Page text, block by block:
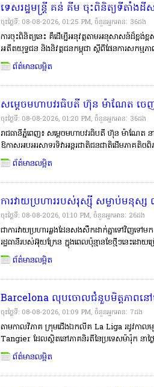
ទេសរដ្ឋមន្រ្តី គន់ គីម ចុះពិនិត្យទីតាំង
អតីតយុទ្ធជន និងនិវត្តជននៅខេត្តស្ទឹងត្
ចុះថ្ងៃទី: 08-08-2026, 01:25 PM, ចំនួនអ្នកអានៈ​ 36ដង
ការចុះពិនិត្យនេះ គឺដើម្បីអនុវត្តតាមអនុសាសន៍ដ៏ខ្ព
អតីតយុទ្ធជន និងនិវត្តជនកម្ពុជា ស្តីពីផែនការសកម្
លោក គន់ គីម បានបញ្ជាក់ថា គណៈកម្មាធិការកណ្តា
ពិនិត្យទីតាំងដីសម្បទ�
ព័ត៌មានលម្អិត
សម្តេចមហាបវរធិបតី ហ៊ុន ម៉ាណែត ចេ
អន្តរជាតិជនជាតិដើមភាគតិចពិភពល
ក្រោមប្រធានបទ «ការលើក តម្កើងតួនា
ការពារជីវិត និងលើកកម្ពស់សុខុមាលភា
ចុះថ្ងៃទី: 08-08-2026, 01:20 PM, ចំនួនអ្នកអានៈ​ 36ដង
រាជធានីភ្នំពេញ៖ សម្តេចមហាបវរធិបតី ហ៊ុន ម៉ាណែត ន
ឱកាសអបអរសាទរទិវាអន្តរជាតិជនជាតិដើមភាគ
ក្រោមប្រធានបទ «ការលើក តម្កើងតួនាទីឆ្មប ជាជនជ
សុខុមាលភាព»។
ព័ត៌មានលម្អិត
ការវាយប្រហាររបស់រុស្ស៉ី សម្លាប់មនុស្ស
ចុះថ្ងៃទី: 08-08-2026, 01:10 PM, ចំនួនអ្នកអានៈ​ 26ដង
ជាការវាយប្រហារឆ្លងដែនសងសឹកដាក់គ្នាទៅវិញទៅម
រដ្ឋធានីរបស់អ៊ុយក្រែន ក្នុងពេលប៉ុន្មានខែថ្មីៗនេះដ
ចាប់។ លោក Tymur Tkachenko ជាប្រធានរដ្ឋ
ក្នុងនោះមានកុមារម្នាក់ត្រូ
ព័ត៌មានលម្អិត
Barcelona លុបចោលជំនួបមិត្តភាពនៅ
កើតឡើងយ៉ាងក្តៅគគុក
ចុះថ្ងៃទី: 08-08-2026, 01:09 PM, ចំនួនអ្នកអានៈ​ 7ដង
តាមកាលវិភាគ ក្រុមជើងឯកលីគ La Liga រដូវកា
Tangier ដែលស្ថិតនៅភាគនិរតីនៃប្រទេសម៉ារ៉ុក នាថ្
រដូវកាលថ្មីរបស់ពួកគេ។ ក្លិបបាល់ទាត់អាជីព FC
កម្មវិធីប្រកួតកំដៅសាច់ដុំរបស់ពួកគេត្រៀមបើករដូវកា
ព័ត៌មានលម្អិត